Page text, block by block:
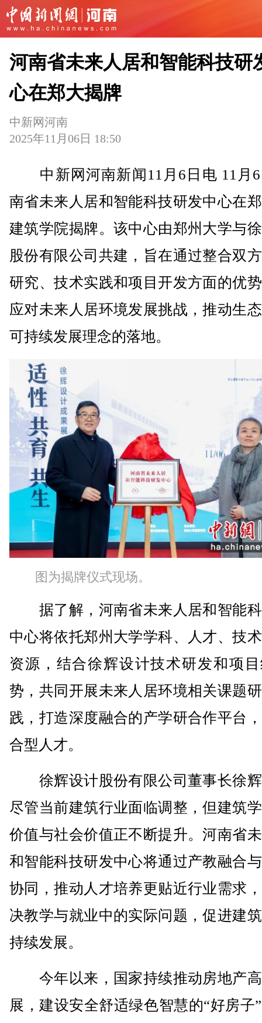
河南省未来人居和智能科技研
心在郑大揭牌
中新网河南
2025年11月06日 18:50
中新网河南新闻11月6日电 11月6
南省未来人居和智能科技研发中心在
建筑学院揭牌。该中心由郑州大学与
股份有限公司共建，旨在通过整合双
研究、技术实践和项目开发方面的优
应对未来人居环境发展挑战，推动生
可持续发展理念的落地。
图为揭牌仪式现场。
据了解，河南省未来人居和智能
中心将依托郑州大学学科、人才、技
资源，结合徐辉设计技术研发和项
势，共同开展未来人居环境相关课题
践，打造深度融合的产学研合作平台
合型人才。
徐辉设计股份有限公司董事长徐
尽管当前建筑行业面临调整，但建筑
价值与社会价值正不断提升。河南省
和智能科技研发中心将通过产教融合
协同，推动人才培养更贴近行业需求
决教学与就业中的实际问题，促进建
持续发展。
今年以来，国家持续推动房地产
展，建设安全舒适绿色智慧的“好房子